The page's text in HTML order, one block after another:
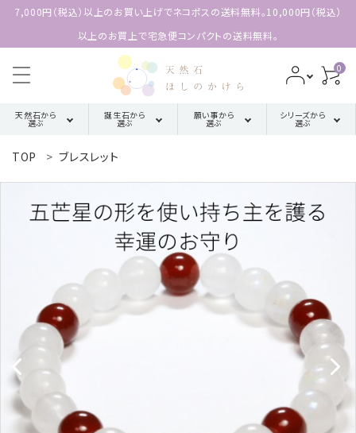
7,000円（税込）以上のお買い上げでネコポスの送料無料。10,000円（税込）
以上のお買上で宅急便コンパクトの送料無料。
0
天然石から
選ぶ
カ行
ハ行
マ行
ラ行
誕生石から
選ぶ
2月誕生石
3月誕生石
4月誕生石
願い事から
選ぶ
金運・成功・仕事系
健康・癒し・美容系
記憶力・集中力・勉強系
恋愛・結婚・愛情
シリーズから
選ぶ
配置【三位
一体の調
四角形の
配置【不動
の礎】
五芒星の
形【星辰の
守護】
ACCOUNT MENU
新規会員登録
天然石から選ぶ
誕生石から選ぶ
願い事から選ぶ
シリーズから選ぶ
TOP ブレスレット